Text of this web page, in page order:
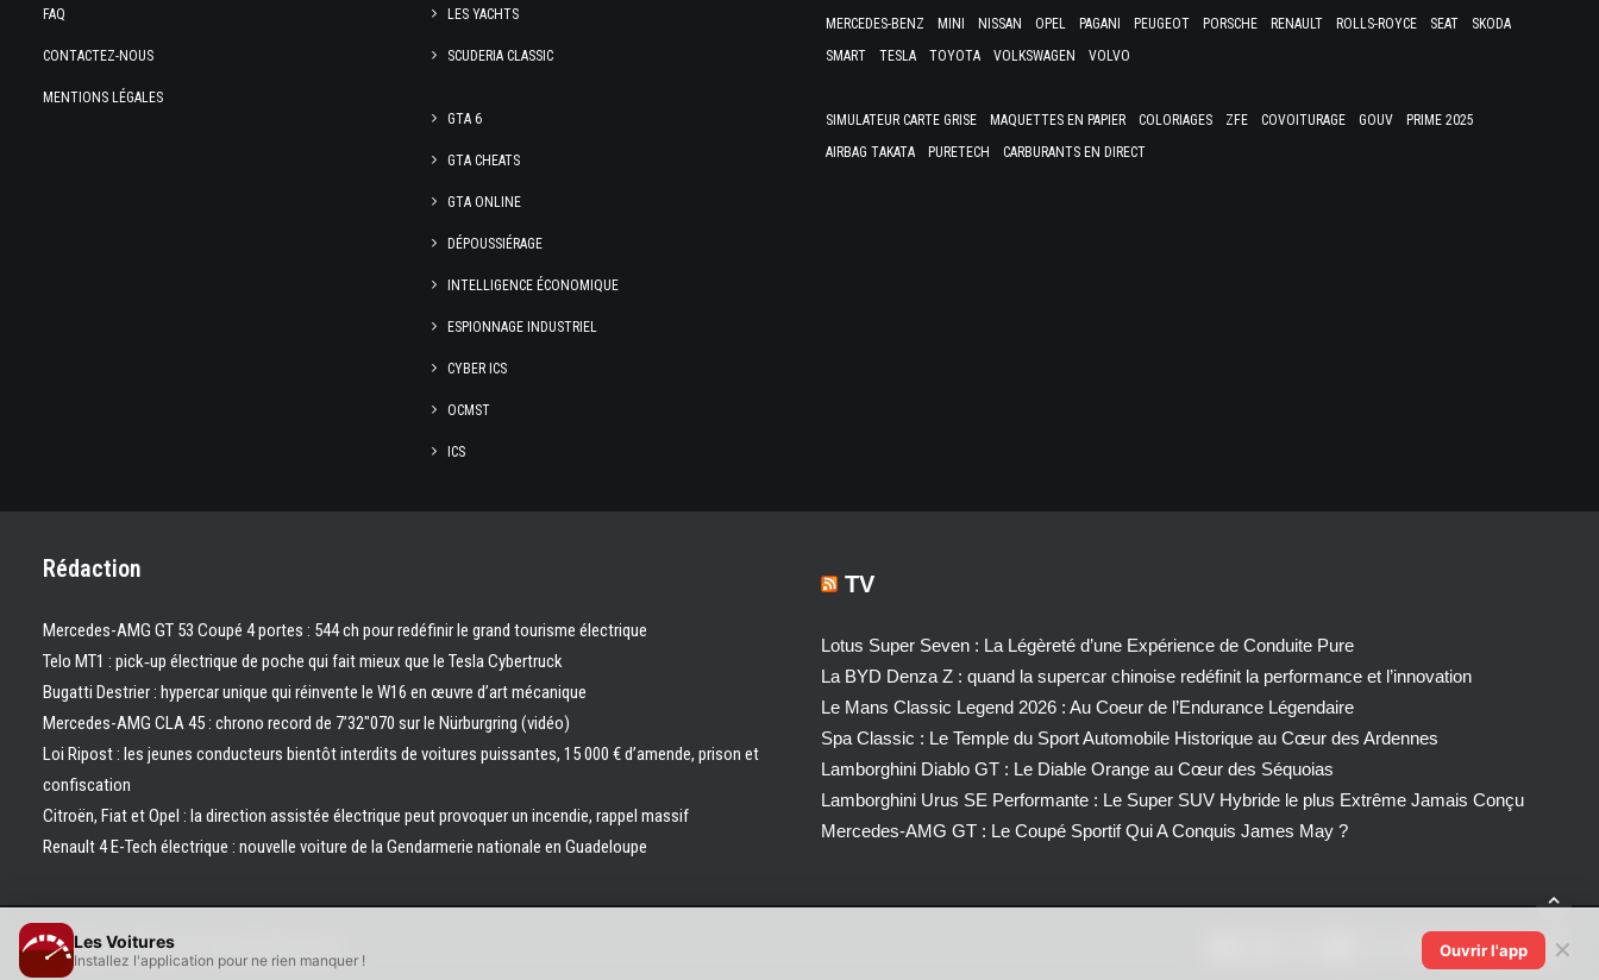
FAQ
CONTACTEZ-NOUS
MENTIONS LÉGALES
LES YACHTS
SCUDERIA CLASSIC
GTA 6
GTA CHEATS
GTA ONLINE
DÉPOUSSIÉRAGE
INTELLIGENCE ÉCONOMIQUE
ESPIONNAGE INDUSTRIEL
CYBER ICS
OCMST
ICS
MERCEDES-BENZ
MINI NISSAN OPEL PAGANI PEUGEOT PORSCHE RENAULT ROLLS-ROYCE SEAT
SKODA
SMART
TESLA TOYOTA VOLKSWAGEN VOLVO
SIMULATEUR CARTE GRISE MAQUETTES EN PAPIER COLORIAGES ZFE COVOITURAGE GOUV
PRIME 2025
AIRBAG TAKATA
PURETECH CARBURANTS EN DIRECT
Rédaction
Mercedes-AMG GT 53 Coupé 4 portes : 544 ch pour redéfinir le grand tourisme électrique
Telo MT1 : pick‑up électrique de poche qui fait mieux que le Tesla Cybertruck
Bugatti Destrier : hypercar unique qui réinvente le W16 en œuvre d’art mécanique
Mercedes-AMG CLA 45 : chrono record de 7’32″070 sur le Nürburgring (vidéo)
Loi Ripost : les jeunes conducteurs bientôt interdits de voitures puissantes, 15 000 € d’amende, prison et
confiscation
Citroën, Fiat et Opel : la direction assistée électrique peut provoquer un incendie, rappel massif
Renault 4 E-Tech électrique : nouvelle voiture de la Gendarmerie nationale en Guadeloupe
TV
Lotus Super Seven : La Légèreté d’une Expérience de Conduite Pure
La BYD Denza Z : quand la supercar chinoise redéfinit la performance et l’innovation
Le Mans Classic Legend 2026 : Au Coeur de l’Endurance Légendaire
Spa Classic : Le Temple du Sport Automobile Historique au Cœur des Ardennes
Lamborghini Diablo GT : Le Diable Orange au Cœur des Séquoias
Lamborghini Urus SE Performante : Le Super SUV Hybride le plus Extrême Jamais Conçu
Mercedes-AMG GT : Le Coupé Sportif Qui A Conquis James May ?
© 2026 Les Voitures. | Tous droits réservés.
Les Voitures
Installez l'application pour ne rien manquer !
Ouvrir l'app ✕